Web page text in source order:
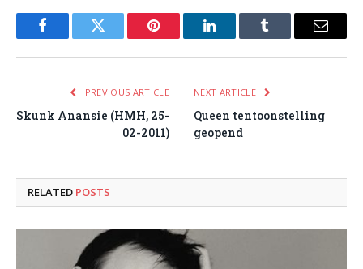
FacebookTwitter Pinterest LinkedInTumblr Email
PREVIOUS ARTICLE
Skunk Anansie (HMH, 25-
02-2011)
NEXT ARTICLE
Queen tentoonstelling
geopend
RELATED POSTS